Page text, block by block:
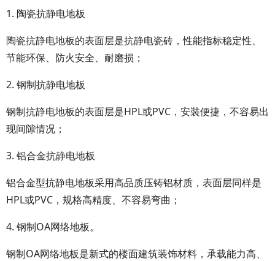
1. 陶瓷抗静电地板
陶瓷抗静电地板的表面层是抗静电瓷砖，性能指标稳定性、
节能环保、防火安全、耐磨损；
2. 钢制抗静电地板
钢制抗静电地板的表面层是HPL或PVC，安裝便捷，不容易出
现间隙情况；
3. 铝合金抗静电地板
铝合金型抗静电地板采用高品质压铸铝材质，表面层同样是
HPL或PVC，规格高精度、不容易弯曲；
4. 钢制OA网络地板。
钢制OA网络地板是新式的楼面建筑装饰材料，承载能力高、